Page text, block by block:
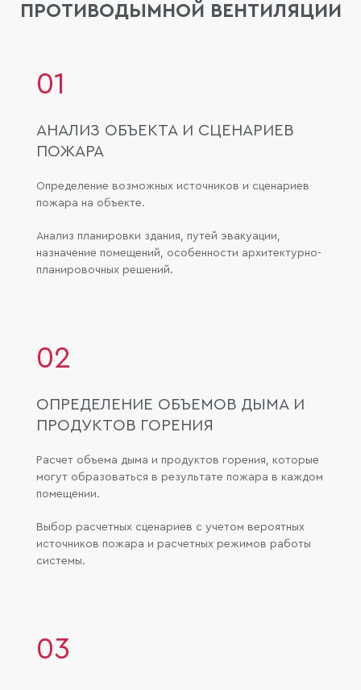
ПРОТИВОДЫМНОЙ ВЕНТИЛЯЦИИ
01
АНАЛИЗ ОБЪЕКТА И СЦЕНАРИЕВ
ПОЖАРА
Определение возможных источников и сценариев
пожара на объекте.
Анализ планировки здания, путей эвакуации,
назначение помещений, особенности архитектурно-
планировочных решений.
02
ОПРЕДЕЛЕНИЕ ОБЪЕМОВ ДЫМА И
ПРОДУКТОВ ГОРЕНИЯ
Расчет объема дыма и продуктов горения, которые
могут образоваться в результате пожара в каждом
помещении.
Выбор расчетных сценариев с учетом вероятных
источников пожара и расчетных режимов работы
системы.
03